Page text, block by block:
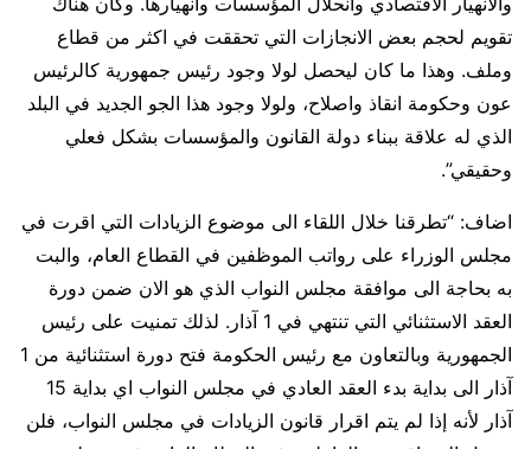
تقويم لحجم بعض الانجازات التي تحققت في اكثر من قطاع
وملف. وهذا ما كان ليحصل لولا وجود رئيس جمهورية كالرئيس
عون وحكومة انقاذ واصلاح، ولولا وجود هذا الجو الجديد في البلد
الذي له علاقة ببناء دولة القانون والمؤسسات بشكل فعلي
وحقيقي”.
اضاف: “تطرقنا خلال اللقاء الى موضوع الزيادات التي اقرت في
مجلس الوزراء على رواتب الموظفين في القطاع العام، والبت
به بحاجة الى موافقة مجلس النواب الذي هو الان ضمن دورة
العقد الاستثنائي التي تنتهي في 1 آذار. لذلك تمنيت على رئيس
الجمهورية وبالتعاون مع رئيس الحكومة فتح دورة استثنائية من 1
آذار الى بداية بدء العقد العادي في مجلس النواب اي بداية 15
آذار لأنه إذا لم يتم اقرار قانون الزيادات في مجلس النواب، فلن